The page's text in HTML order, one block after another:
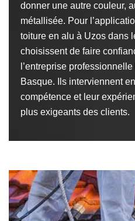
donner une autre couleur,
métallisée. Pour
toiture en alu à Uzos dans
choisissent de faire
l’entreprise
Basque. Ils interviennent
compétence et leur
plus exigeants des clients.